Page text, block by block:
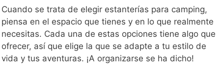
Cuando se trata de elegir estanterías para camping,
piensa en el espacio que tienes y en lo que realmente
necesitas. Cada una de estas opciones tiene algo que
ofrecer, así que elige la que se adapte a tu estilo de
vida y tus aventuras. ¡A organizarse se ha dicho!